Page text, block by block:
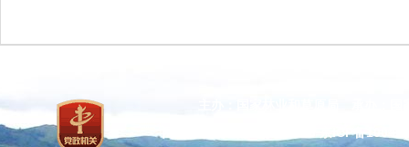
京ICP备